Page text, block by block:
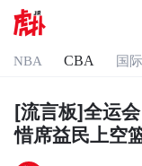
NBA CBA 国
[流言板]全运
惜席益民上空